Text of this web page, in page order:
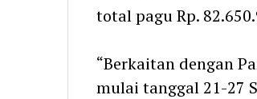
total pagu Rp.
“Berkaitan dengan
mulai tanggal 21-27